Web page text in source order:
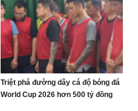
Triệt phá đường dây cá độ bóng đá
World Cup 2026 hơn 500 tỷ đồng